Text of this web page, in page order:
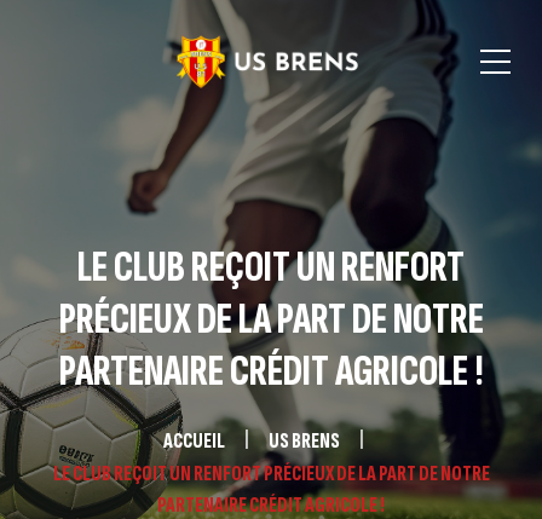
LE CLUB REÇOIT UN RENFORT
PRÉCIEUX DE LA PART DE NOTRE
PARTENAIRE CRÉDIT AGRICOLE !
ACCUEIL
US BRENS
LE CLUB REÇOIT UN RENFORT PRÉCIEUX DE LA PART DE NOTRE
PARTENAIRE CRÉDIT AGRICOLE !